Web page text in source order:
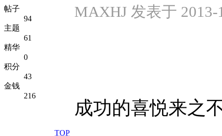
帖子
94
主题
61
精华
0
积分
43
金钱
216
MAXHJ 发表于 2013-
成功的喜悦来之
TOP